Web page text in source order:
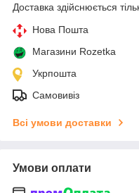
Доставка здійснюється
Нова Пошта
Магазини Rozetka
Укрпошта
Самовивіз
Всі умови доставки
Умови оплати